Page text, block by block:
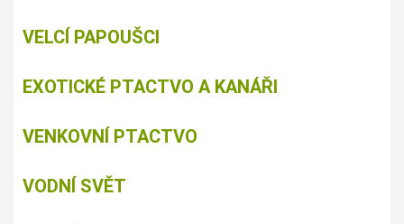
VELCÍ PAPOUŠCI
EXOTICKÉ PTACTVO A KANÁŘI
VENKOVNÍ PTACTVO
VODNÍ SVĚT